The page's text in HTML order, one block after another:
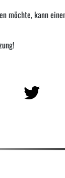
möchte, kann